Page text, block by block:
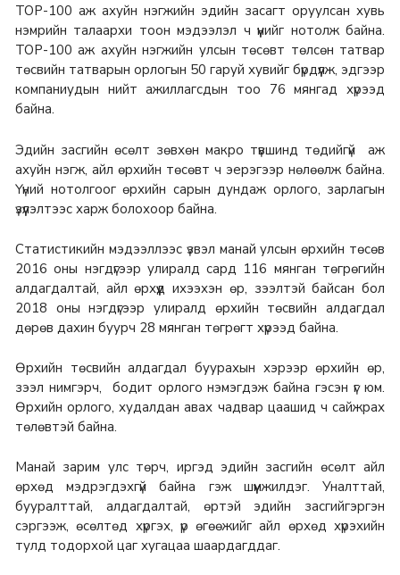
ТОР-100 аж ахуйн нэгжийн эдийн засагт оруулсан хувь
нэмрийн талаархи тоон мэдээлэл ч үүнийг нотолж байна.
ТОР-100 аж ахуйн нэгжийн улсын төсөвт төлсөн татвар
төсвийн татварын орлогын 50 гаруй хувийг бүрдүүлж, эдгээр
компаниудын нийт ажиллагсдын тоо 76 мянгад хүрээд
байна.
Эдийн засгийн өсөлт зөвхөн макро түвшинд төдийгүй аж
ахуйн нэгж, айл өрхийн төсөвт ч эерэгээр нөлөөлж байна.
Үүний нотолгоог өрхийн сарын дундаж орлого, зарлагын
үзүүлэлтээс харж болохоор байна.
Статистикийн мэдээллээс үзвэл манай улсын өрхийн төсөв
2016 оны нэгдүгээр улиралд сард 116 мянган төгрөгийн
алдагдалтай, айл өрхүүд ихээхэн өр, зээлтэй байсан бол
2018 оны нэгдүгээр улиралд өрхийн төсвийн алдагдал
дөрөв дахин буурч 28 мянган төгрөгт хүрээд байна.
Өрхийн төсвийн алдагдал буурахын хэрээр өрхийн өр,
зээл нимгэрч, бодит орлого нэмэгдэж байна гэсэн үг юм.
Өрхийн орлого, худалдан авах чадвар цаашид ч сайжрах
төлөвтэй байна.
Манай зарим улс төрч, иргэд эдийн засгийн өсөлт айл
өрхөд мэдрэгдэхгүй байна гэж шүүмжилдэг. Уналттай,
бууралттай, алдагдалтай, өртэй эдийн засгийгэргэн
сэргээж, өсөлтөд хүргэх, үр өгөөжийг айл өрхөд хүрэхийн
тулд тодорхой цаг хугацаа шаардагддаг.